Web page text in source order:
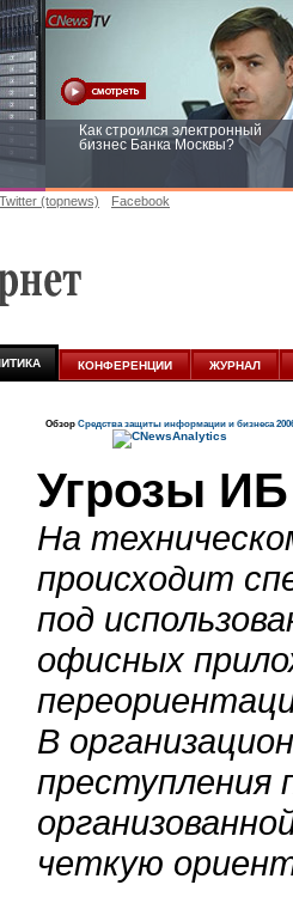
Как строился электронный
бизнес Банка Москвы?
Twitter (topnews) Facebook
КОНФЕРЕНЦИИ ЖУРНАЛ
Обзор Средства защиты информации и бизнеса
Угрозы
На
происходит
под
офисных
В
четкую